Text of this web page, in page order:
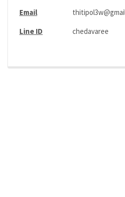
Email
Line ID
chedavaree